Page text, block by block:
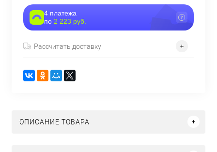
4 платежа
по 2 223 руб.
Рассчитать доставку
ОПИСАНИЕ ТОВАРА